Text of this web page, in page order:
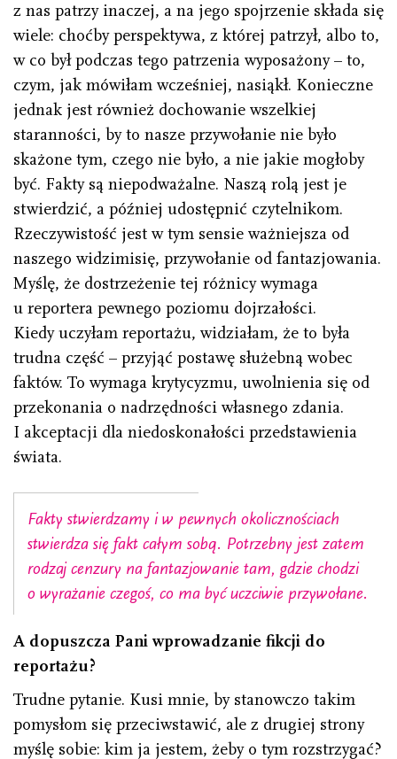
z nas patrzy inaczej, a na jego spojrzenie składa się
wiele: choćby perspektywa, z której patrzył, albo to,
w co był podczas tego patrzenia wyposażony – to,
czym, jak mówiłam wcześniej, nasiąkł. Konieczne
jednak jest również dochowanie wszelkiej
staranności, by to nasze przywołanie nie było
skażone tym, czego nie było, a nie jakie mogłoby
być. Fakty są niepodważalne. Naszą rolą jest je
stwierdzić, a później udostępnić czytelnikom.
Rzeczywistość jest w tym sensie ważniejsza od
naszego widzimisię, przywołanie od fantazjowania.
Myślę, że dostrzeżenie tej różnicy wymaga
u reportera pewnego poziomu dojrzałości.
Kiedy uczyłam reportażu, widziałam, że to była
trudna część – przyjąć postawę służebną wobec
faktów. To wymaga krytycyzmu, uwolnienia się od
przekonania o nadrzędności własnego zdania.
I akceptacji dla niedoskonałości przedstawienia
świata.
Fakty stwierdzamy i w pewnych okolicznościach
stwierdza się fakt całym sobą. Potrzebny jest zatem
rodzaj cenzury na fantazjowanie tam, gdzie chodzi
o wyrażanie czegoś, co ma być uczciwie przywołane.
A dopuszcza Pani wprowadzanie fikcji do
reportażu?
Trudne pytanie. Kusi mnie, by stanowczo takim
pomysłom się przeciwstawić, ale z drugiej strony
myślę sobie: kim ja jestem, żeby o tym rozstrzygać?